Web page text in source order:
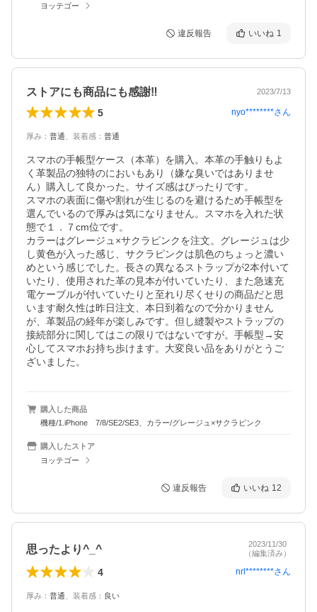
ヨッテゴー
違反報告 いいね 1
ストアにも商品にも感謝‼ 2023/7/13
5 nyo********さん
厚み ： 普通 装着感 ： 普通
スマホの手帳型ケース（本革）を購入。本革の手触りもよ
く革製品の独特のにおいもあり（嫌な臭いではありませ
ん）購入して良かった。サイズ感はぴったりです。
スマホの表面に傷や割れが生じるのを避けるため手帳型を
選んでいるので厚みは気になりません。スマホを入れた状
態で１．７cm位です。
カラーはグレージュ×サクラピンクを注文。グレージュは少
し黄色が入った感じ、サクラピンクは肌色のちょっと濃い
めという感じでした。長さの異なるストラップが2本付いて
いたり、使用された革の見本が付いていたり、また急速充
電ケーブルが付いていたりと至れり尽くせりの商品だと思
います耐久性は昨日注文、本日到着なので分かりません
が、革製品の経年が楽しみです。但し縫製やストラップの
接続部分に関してはこの限りではないですが。手帳型→安
心してスマホお持ち歩けます。大変良い品をありがとうご
ざいました。
購入した商品
機種/1.iPhone 7/8/SE2/SE3、カラー/グレージュ×サクラピンク
購入したストア
ヨッテゴー
違反報告 いいね 12
思ったより^_^
2023/11/30
（編集済み）
4 nrl********さん
厚み ： 普通 装着感 ： 良い